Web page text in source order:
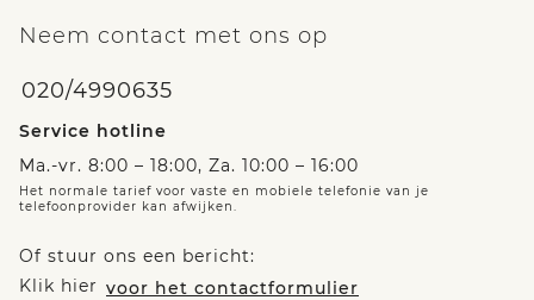
Neem contact met ons op
020/4990635
Service hotline
Ma.-vr. 8:00 – 18:00, Za. 10:00 – 16:00
Het normale tarief voor vaste en mobiele telefonie van je
telefoonprovider kan afwijken.
Of stuur ons een bericht:
Klik hier voor het contactformulier